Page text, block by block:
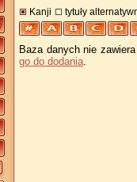
Kanji tytuły
Baza danych nie
go do dodania.